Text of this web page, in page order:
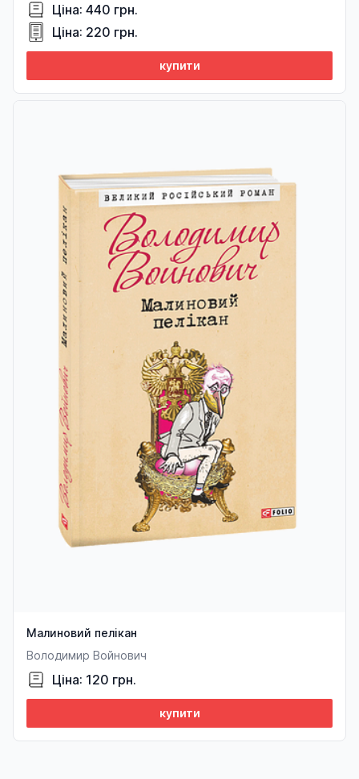
Ціна: 440 грн.
Ціна: 220 грн.
купити
Малиновий пелікан
Володимир Войнович
Ціна: 120 грн.
купити